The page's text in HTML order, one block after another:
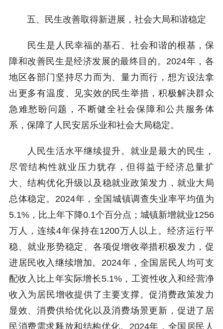
五、民生改善取得新进展，社会大局和谐稳定
民生是人民幸福的基石、社会和谐的根基，保
障和改善民生是经济发展的最终目的。2024年，各
地区各部门坚持尽力而为、量力而行，想方设法拿
出更多有温度、见实效的民生举措，积极解决群众
急难愁盼问题，不断健全社会保障和公共服务体
系，保障了人民安居乐业和社会大局稳定。
人民生活水平继续提升。就业是最大的民生，
尽管结构性就业压力犹存，但得益于经济总量扩
大、结构优化升级以及稳就业政策发力，就业大局
总体稳定。2024年，全国城镇调查失业率平均值为
5.1%，比上年下降0.1个百分点；城镇新增就业1256
万人，连续4年保持在1200万人以上。经济运行平
稳、就业形势稳定、各项促增收举措积极发力，促
进居民收入继续增加。2024年，全国居民人均可支
配收入比上年实际增长5.1%，工资性收入和经营净
收入为居民增收提供了主要支撑。促消费政策发力
显效、消费供给优化以及消费场景更新，促进了居
民消费需求释放和结构优化。2024年，全国居民人